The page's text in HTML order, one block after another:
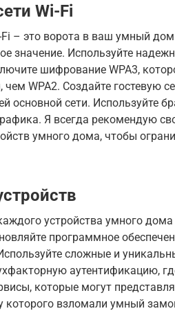
Wi-Fi
– это ворота в ваш умный
значение. Используйте
шифрование WPA3,
чем WPA2. Создайте гостевую
основной сети. Используйте
Я всегда рекомендую
умного дома, чтобы
устройства умного
программное
сложные и
аутентификацию,
которые могут
которого взломали умный